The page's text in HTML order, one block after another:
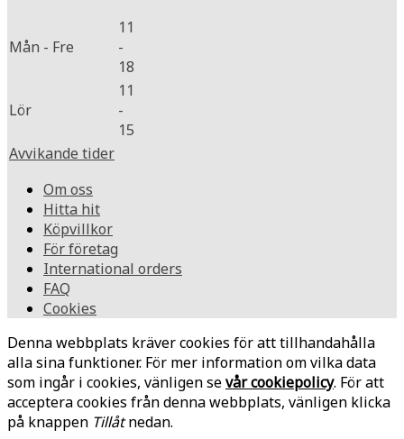
Mån - Fre
11
-
18
Lör
11
-
15
Avvikande tider
Om oss
Hitta hit
Köpvillkor
För företag
International orders
FAQ
Cookies
Denna webbplats kräver cookies för att tillhandahålla
alla sina funktioner. För mer information om vilka data
som ingår i cookies, vänligen sevår cookiepolicy. För att
acceptera cookies från denna webbplats, vänligen klicka
på knappen Tillåtnedan.